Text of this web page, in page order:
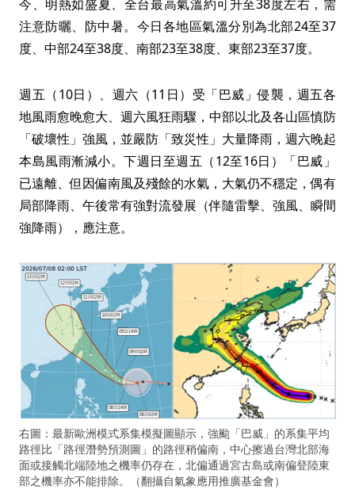
今、明熱如盛夏、全台最高氣溫約可升至38度左右，需
注意防曬、防中暑。今日各地區氣溫分別為北部24至37
度、中部24至38度、南部23至38度、東部23至37度。
週五（10日）、週六（11日）受「巴威」侵襲，週五各
地風雨愈晚愈大、週六風狂雨驟，中部以北及各山區慎防
「破壞性」強風，並嚴防「致災性」大量降雨，週六晚起
本島風雨漸減小。下週日至週五（12至16日）「巴威」
已遠離、但因偏南風及殘餘的水氣，大氣仍不穩定，偶有
局部降雨、午後常有強對流發展（伴隨雷擊、強風、瞬間
強降雨），應注意。
右圖：最新歐洲模式系集模擬圖顯示，強颱「巴威」的系集平均
路徑比「路徑潛勢預測圖」的路徑稍偏南，中心擦過台灣北部海
面或接觸北端陸地之機率仍存在，北偏通過宮古島或南偏登陸東
部之機率亦不能排除。（翻攝自氣象應用推廣基金會）